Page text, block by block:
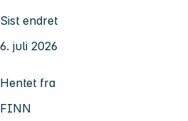
Sist endret
6. juli 2026
Hentet fra
FINN